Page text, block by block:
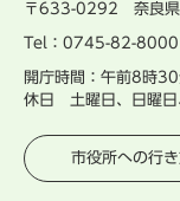
〒633-0292 奈良県
Tel：0745-82-
開庁時間：午前8時
休日 土曜日、日曜日
市役所への行